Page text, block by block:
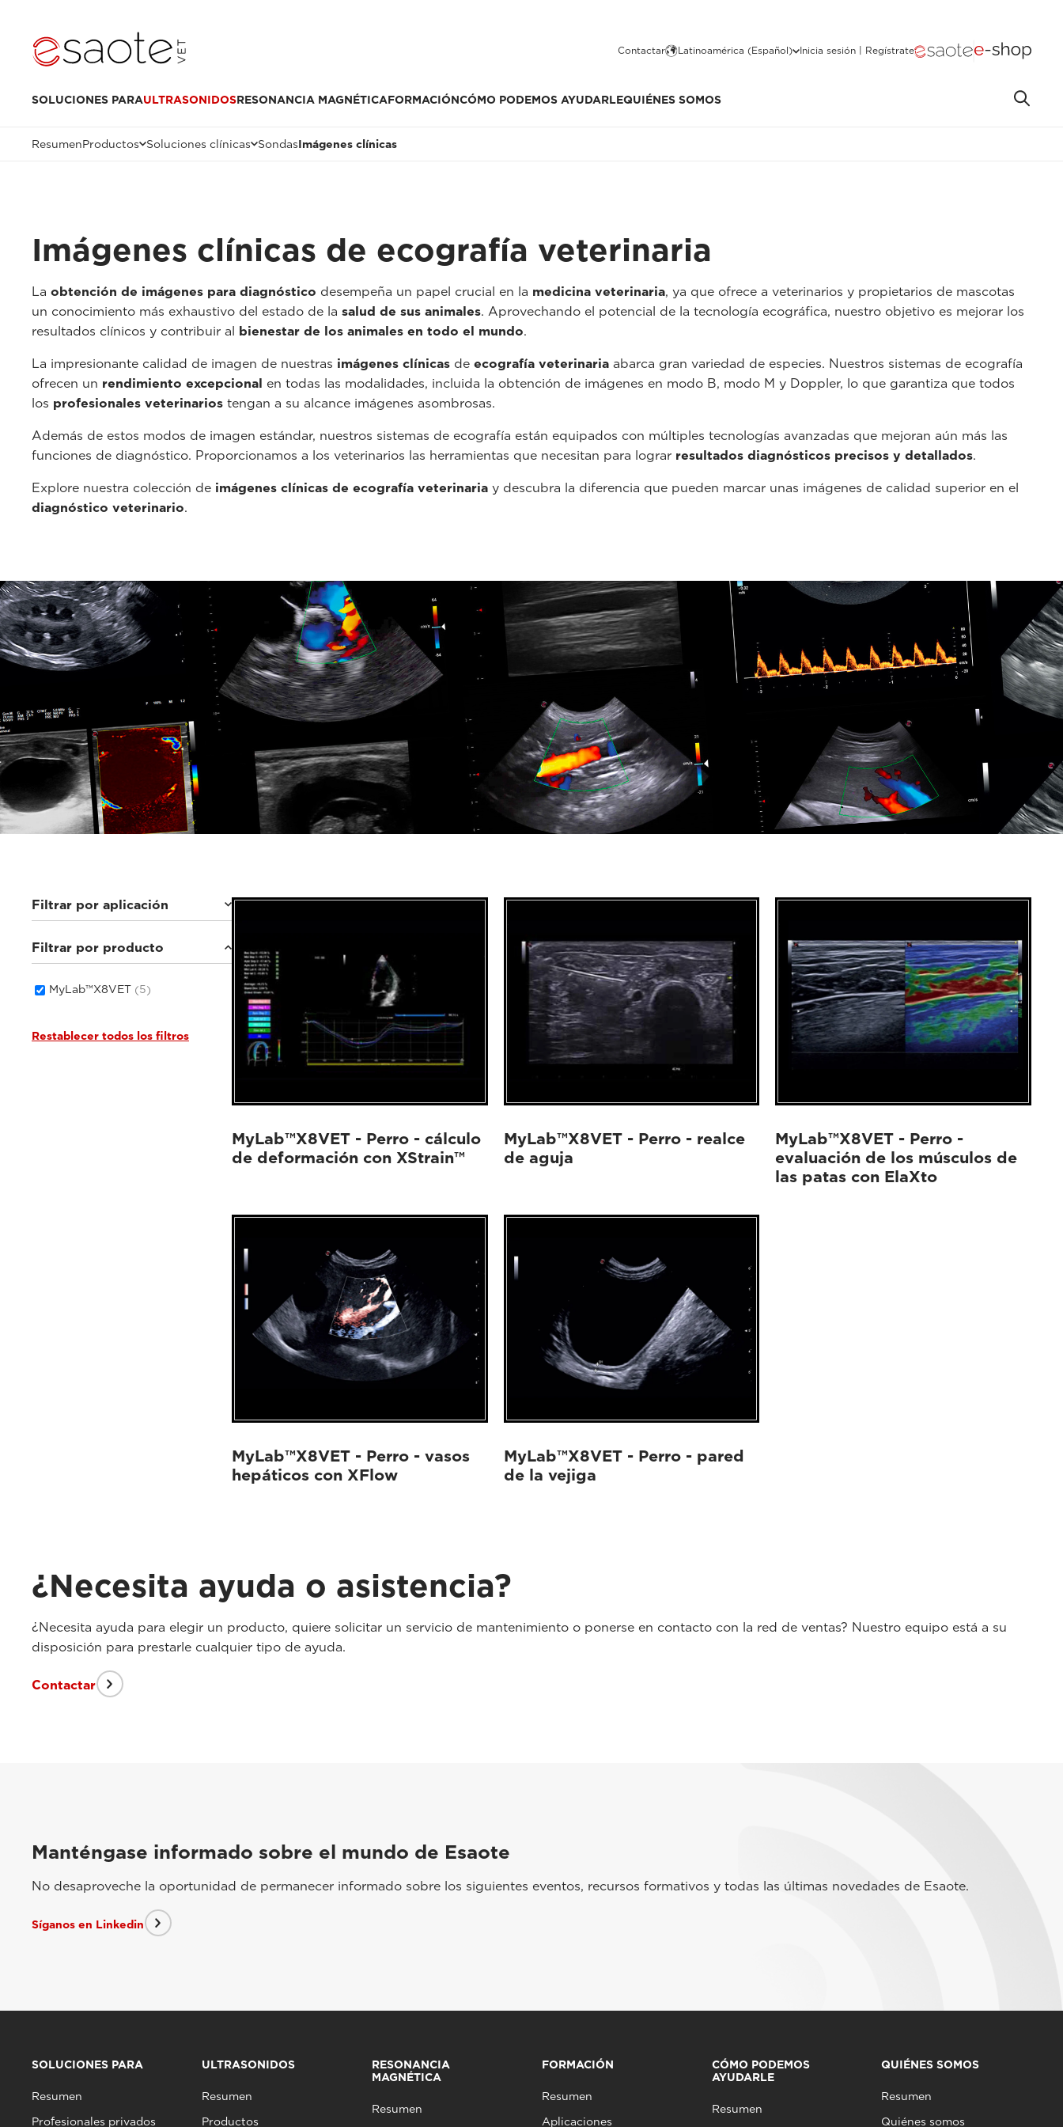
Contactar Latinoamérica (Español) Inicia sesión | Regístrate
SOLUCIONES PARAULTRASONIDOSRESONANCIA MAGNÉTICAFORMACIÓNCÓMO PODEMOS AYUDARLEQUIÉNES SOMOS
ResumenProductos Soluciones clínicas SondasImágenes clínicas
Imágenes clínicas de ecografía veterinaria
La obtención de imágenes para diagnóstico desempeña un papel crucial en la medicina veterinaria, ya que ofrece a veterinarios y propietarios de mascotas
un conocimiento más exhaustivo del estado de la salud de sus animales. Aprovechando el potencial de la tecnología ecográfica, nuestro objetivo es mejorar los
resultados clínicos y contribuir al bienestar de los animales en todo el mundo.
La impresionante calidad de imagen de nuestras imágenes clínicas de ecografía veterinaria abarca gran variedad de especies. Nuestros sistemas de ecografía
ofrecen un rendimiento excepcional en todas las modalidades, incluida la obtención de imágenes en modo B, modo M y Doppler, lo que garantiza que todos
los profesionales veterinarios tengan a su alcance imágenes asombrosas.
Además de estos modos de imagen estándar, nuestros sistemas de ecografía están equipados con múltiples tecnologías avanzadas que mejoran aún más las
funciones de diagnóstico. Proporcionamos a los veterinarios las herramientas que necesitan para lograr resultados diagnósticos precisos y detallados.
Explore nuestra colección de imágenes clínicas de ecografía veterinaria y descubra la diferencia que pueden marcar unas imágenes de calidad superior en el
diagnóstico veterinario.
Filtrar por aplicación
Animales pequeños(5)
Filtrar por producto
MyLab™X8VET (5)
Restablecer todos los filtros
MyLab™X8VET - Perro - cálculo
de deformación con XStrain™
MyLab™X8VET - Perro - realce
de aguja
MyLab™X8VET - Perro -
evaluación de los músculos de
las patas con ElaXto
MyLab™X8VET - Perro - vasos
hepáticos con XFlow
MyLab™X8VET - Perro - pared
de la vejiga
¿Necesita ayuda o asistencia?
¿Necesita ayuda para elegir un producto, quiere solicitar un servicio de mantenimiento o ponerse en contacto con la red de ventas? Nuestro equipo está a su
disposición para prestarle cualquier tipo de ayuda.
Contactar
Manténgase informado sobre el mundo de Esaote
No desaproveche la oportunidad de permanecer informado sobre los siguientes eventos, recursos formativos y todas las últimas novedades de Esaote.
Síganos en Linkedin
SOLUCIONES PARA
Resumen
Profesionales privados
ULTRASONIDOS
Resumen
Productos
RESONANCIA
MAGNÉTICA
Resumen
FORMACIÓN
Resumen
Aplicaciones
CÓMO PODEMOS
AYUDARLE
Resumen
QUIÉNES SOMOS
Resumen
Quiénes somos